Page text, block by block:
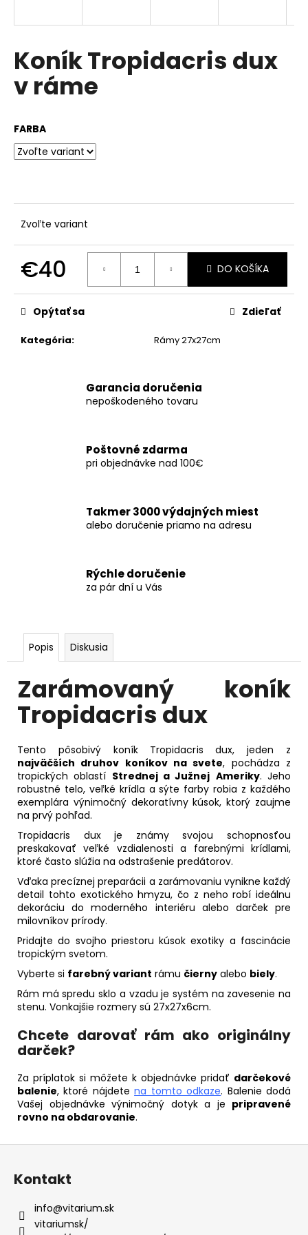
Koník Tropidacris dux
v ráme
FARBA
Zvoľte variant
€40
cena:
DO KOŠÍKA
Kategória: Rámy 27x27cm
Opýtať sa Zdieľať
Garancia doručenia
nepoškodeného tovaru
Poštovné zdarma
pri objednávke nad 100€
Takmer 3000 výdajných miest
alebo doručenie priamo na adresu
Rýchle doručenie
za pár dní u Vás
Popis Diskusia
Zarámovaný koník
Tropidacris dux
Tento pôsobivý koník Tropidacris dux, jeden z
najväčších druhov koníkov na svete, pochádza z
tropických oblastí Strednej a Južnej Ameriky. Jeho
robustné telo, veľké krídla a sýte farby robia z každého
exemplára výnimočný dekoratívny kúsok, ktorý zaujme
na prvý pohľad.
Tropidacris dux je známy svojou schopnosťou
preskakovať veľké vzdialenosti a farebnými krídlami,
ktoré často slúžia na odstrašenie predátorov.
Vďaka precíznej preparácii a zarámovaniu vynikne každý
detail tohto exotického hmyzu, čo z neho robí ideálnu
dekoráciu do moderného interiéru alebo darček pre
milovníkov prírody.
Pridajte do svojho priestoru kúsok exotiky a fascinácie
tropickým svetom.
Vyberte si farebný variant rámu čierny alebo biely.
Rám má spredu sklo a vzadu je systém na zavesenie na
stenu. Vonkajšie rozmery sú 27x27x6cm.
Chcete darovať rám ako originálny
darček?
Za príplatok si môžete k objednávke pridať darčekové
balenie, ktoré nájdetena tomto odkaze. Balenie dodá
Vašej objednávke výnimočný dotyk a je pripravené
rovno na obdarovanie.
s
ť
?
O
p
o
ú
č
m
Kontakt
info@vitarium.sk
vitariumsk/